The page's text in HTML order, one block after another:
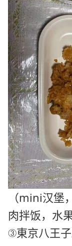
（mini汉堡
肉拌饭，水
③東京八王